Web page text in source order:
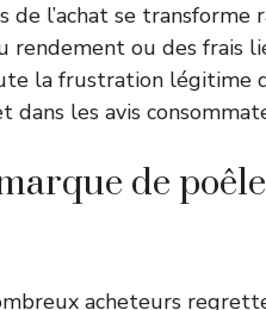
de l’achat se transforme
rendement ou des frais
la frustration légitime
dans les avis
de
acheteurs